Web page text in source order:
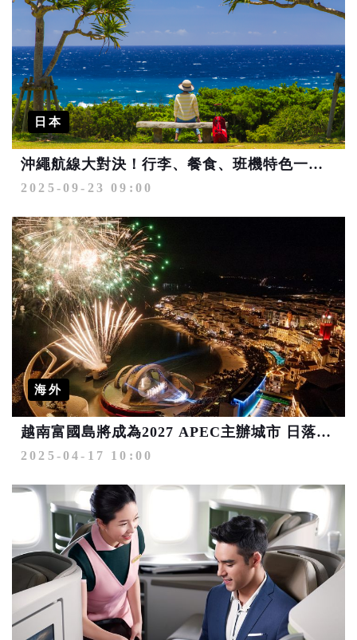
日本
沖繩航線大對決！行李、餐食、班機特色一次比較
2025-09-23 09:00
海外
越南富國島將成為2027 APEC主辦城市 日落小鎮全年上演煙火表演
2025-04-17 10:00